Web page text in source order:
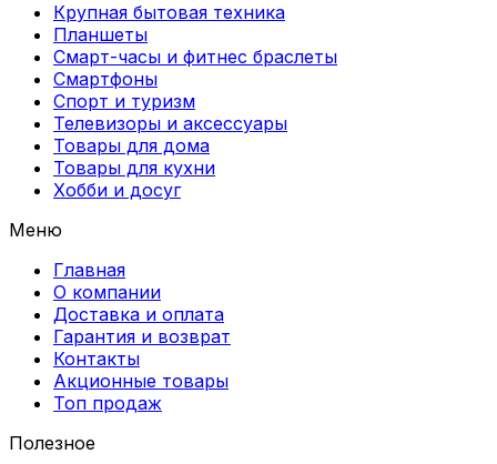
Крупная бытовая техника
Планшеты
Смарт-часы и фитнес браслеты
Смартфоны
Спорт и туризм
Телевизоры и аксессуары
Товары для дома
Товары для кухни
Хобби и досуг
Меню
Главная
О компании
Доставка и оплата
Гарантия и возврат
Контакты
Акционные товары
Топ продаж
Полезное